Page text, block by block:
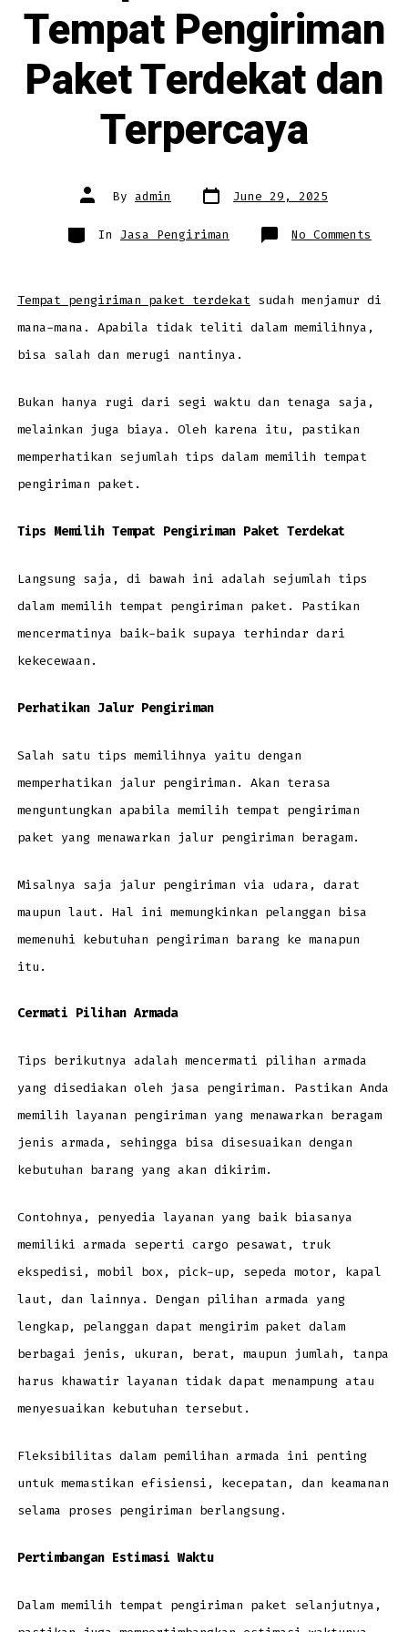
Tempat Pengiriman
Paket Terdekat dan
Terpercaya
Post
author
By admin Post
date
June 29, 2025
Categories
In Jasa Pengiriman No Comments
Tips
Tempat pengiriman paket terdekat sudah menjamur di
mana-mana. Apabila tidak teliti dalam memilihnya,
bisa salah dan merugi nantinya.
Bukan hanya rugi dari segi waktu dan tenaga saja,
melainkan juga biaya. Oleh karena itu, pastikan
memperhatikan sejumlah tips dalam memilih tempat
pengiriman paket.
Tips Memilih Tempat Pengiriman Paket Terdekat
Langsung saja, di bawah ini adalah sejumlah tips
dalam memilih tempat pengiriman paket. Pastikan
mencermatinya baik-baik supaya terhindar dari
kekecewaan.
Perhatikan Jalur Pengiriman
Salah satu tips memilihnya yaitu dengan
memperhatikan jalur pengiriman. Akan terasa
menguntungkan apabila memilih tempat pengiriman
paket yang menawarkan jalur pengiriman beragam.
Misalnya saja jalur pengiriman via udara, darat
maupun laut. Hal ini memungkinkan pelanggan bisa
memenuhi kebutuhan pengiriman barang ke manapun
itu.
Cermati Pilihan Armada
Tips berikutnya adalah mencermati pilihan armada
yang disediakan oleh jasa pengiriman. Pastikan Anda
memilih layanan pengiriman yang menawarkan beragam
jenis armada, sehingga bisa disesuaikan dengan
kebutuhan barang yang akan dikirim.
Contohnya, penyedia layanan yang baik biasanya
memiliki armada seperti cargo pesawat, truk
ekspedisi, mobil box, pick-up, sepeda motor, kapal
laut, dan lainnya. Dengan pilihan armada yang
lengkap, pelanggan dapat mengirim paket dalam
berbagai jenis, ukuran, berat, maupun jumlah, tanpa
harus khawatir layanan tidak dapat menampung atau
menyesuaikan kebutuhan tersebut.
Fleksibilitas dalam pemilihan armada ini penting
untuk memastikan efisiensi, kecepatan, dan keamanan
selama proses pengiriman berlangsung.
Pertimbangan Estimasi Waktu
Dalam memilih tempat pengiriman paket selanjutnya,